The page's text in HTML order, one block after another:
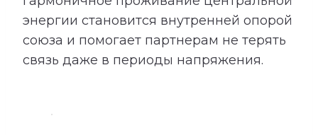
энергии становится внутренней опорой
союза и помогает партнерам не терять
связь даже в периоды напряжения.